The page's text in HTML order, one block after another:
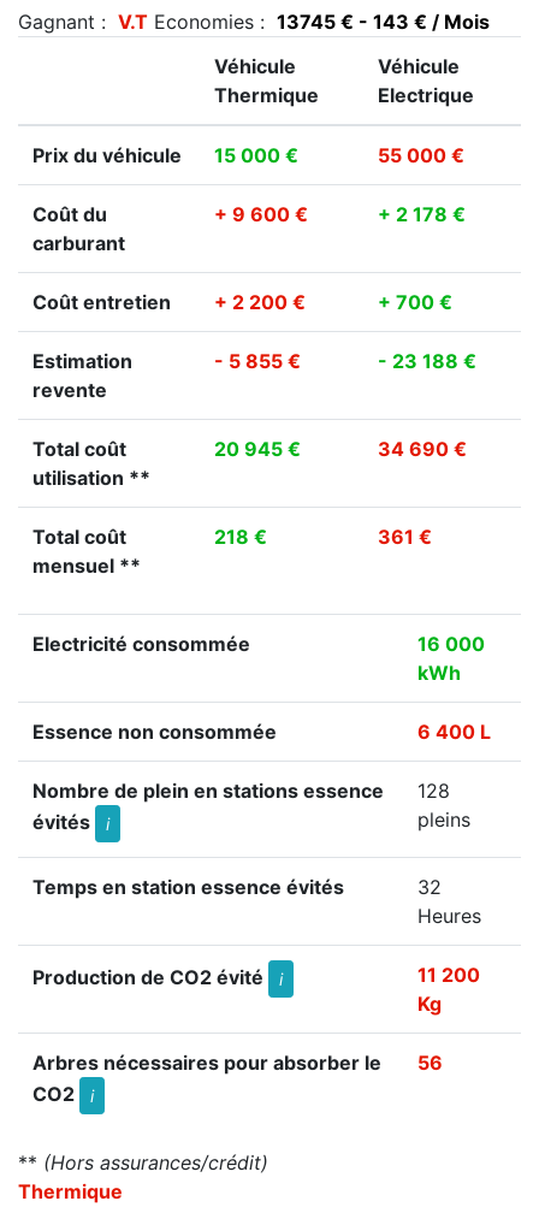
Gagnant : V.T Economies : 13745 € - 143 € / Mois
Véhicule
Thermique
Véhicule
Electrique
Prix du véhicule 15 000 € 55 000 €
Coût du
carburant
+ 9 600 € + 2 178 €
Coût entretien + 2 200 € + 700 €
Estimation
revente
- 5 855 € - 23 188 €
Total coût
utilisation **
20 945 € 34 690 €
Total coût
mensuel **
218 € 361 €
Electricité consommée
16 000
kWh
Essence non consommée 6 400 L
Nombre de plein en stations essence
évités
i
128
pleins
Temps en station essence évités
32
Heures
Production de CO2 évité i
11 200
Kg
Arbres nécessaires pour absorber le
CO2
i
56
** (Hors assurances/crédit)
Thermique